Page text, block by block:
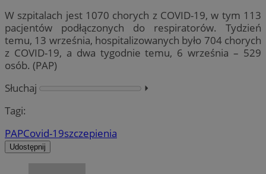
W szpitalach jest 1070 chorych z COVID-19, w tym 113
pacjentów podłączonych do respiratorów. Tydzień
temu, 13 września, hospitalizowanych było 704 chorych
z COVID-19, a dwa tygodnie temu, 6 września – 529
osób. (PAP)
Słuchaj
⏵︎
Tagi:
PAPCovid-19szczepienia
Udostępnij